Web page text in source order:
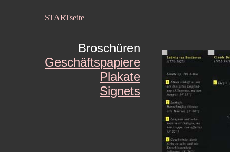
STARTseite
Broschüren
Geschäftspapiere
Plakate
Signets